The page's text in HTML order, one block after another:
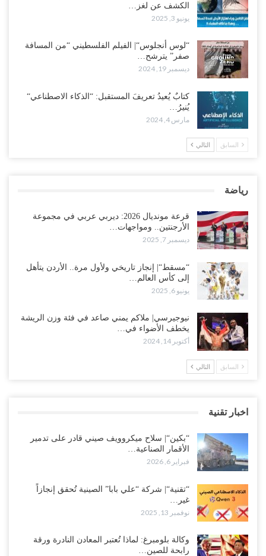
الكشف عن لغز…
يونيو 3, 2025
“لوس أنجلوس“| الفيلم الفلسطيني “من المسافة
صفر” يترشح…
ديسمبر 19, 2024
كتابٌ يُعيدُ تعريفَ المستقبل: “الذكاء الاصطناعي“
يُنيرُ…
مارس 4, 2024
السابق التالي
رياضة
قرعة مونديال 2026: ديربي عربي في مجموعة
الأرجنتين.. ومواجهات…
ديسمبر 7, 2025
“مسقط“| إنجاز تاريخي ولأول مرة.. الأردن يتأهل
إلى كأس العالم…
يونيو 6, 2025
نيوجيرسي| ملاكم يمني صاعد في فئة وزن الريشة
يخطف الأضواء في…
أكتوبر 14, 2024
السابق التالي
اخبار تقنية
“بكين“| سلاح ميكروويف صيني قادر على تدمير
الأقمار الصناعية…
فبراير 6, 2026
“تقنية“| شركة “علي بابا” الصينية تُحقق إنجازاً
غير…
نوفمبر 13, 2025
وكالة بلومبرغ: لماذا تُعتبر المعادن النادرة ورقة
رابحة للصين…